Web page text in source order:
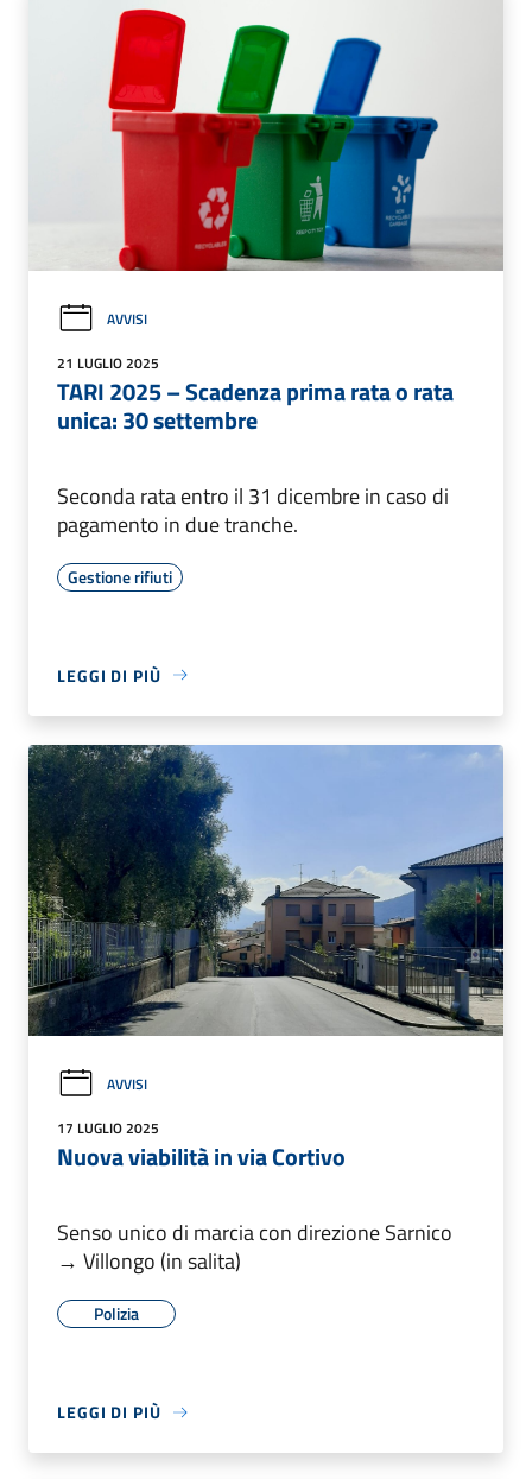
AVVISI
21 LUGLIO 2025
TARI 2025 – Scadenza prima rata o rata
unica: 30 settembre
Seconda rata entro il 31 dicembre in caso di
pagamento in due tranche.
Gestione rifiuti
LEGGI DI PIÙ
AVVISI
17 LUGLIO 2025
Nuova viabilità in via Cortivo
Senso unico di marcia con direzione Sarnico
→ Villongo (in salita)
Polizia
LEGGI DI PIÙ